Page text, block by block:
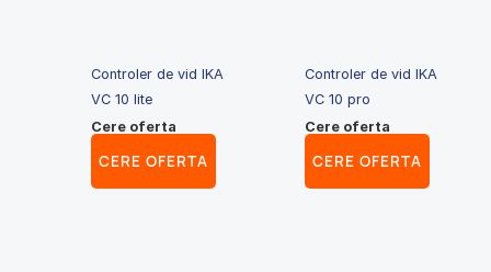
Controler de vid IKA
VC 10 lite
Cere oferta
CERE OFERTA
Controler de vid IKA
VC 10 pro
Cere oferta
CERE OFERTA